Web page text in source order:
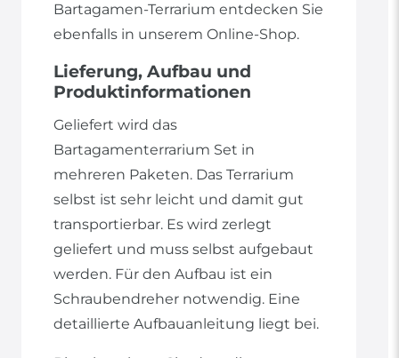
Bartagamen-Terrarium entdecken Sie
ebenfalls in unserem Online-Shop.
Lieferung, Aufbau und
Produktinformationen
Geliefert wird das
Bartagamenterrarium Set in
mehreren Paketen. Das Terrarium
selbst ist sehr leicht und damit gut
transportierbar. Es wird zerlegt
geliefert und muss selbst aufgebaut
werden. Für den Aufbau ist ein
Schraubendreher notwendig. Eine
detaillierte Aufbauanleitung liegt bei.